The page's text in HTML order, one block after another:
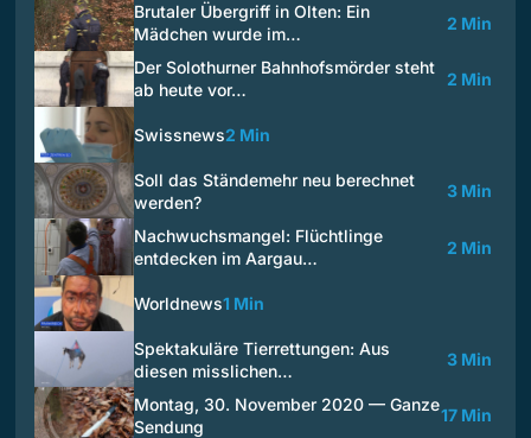
Brutaler Übergriff in Olten: Ein
Mädchen wurde im…
2 Min
Der Solothurner Bahnhofsmörder steht
ab heute vor…
2 Min
Swissnews2 Min
Soll das Ständemehr neu berechnet
werden?
3 Min
Nachwuchsmangel: Flüchtlinge
entdecken im Aargau…
2 Min
Worldnews1 Min
Spektakuläre Tierrettungen: Aus
diesen misslichen…
3 Min
Montag, 30. November 2020 — Ganze
Sendung
17 Min